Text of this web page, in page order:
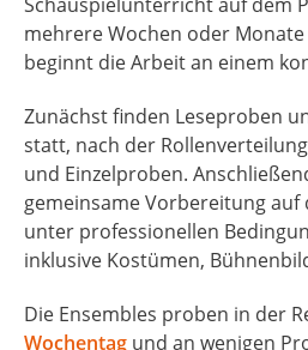
mehrere Wochen oder
beginnt die Arbeit an einem
Zunächst finden Leseproben
statt, nach der
und Einzelproben.
gemeinsame Vorbereitung auf
unter professionellen
inklusive Kostümen,
Die Ensembles proben in der
Wochentag und an wenigen